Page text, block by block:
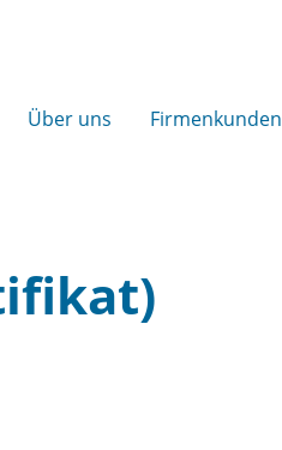
Über uns Firmenkunden